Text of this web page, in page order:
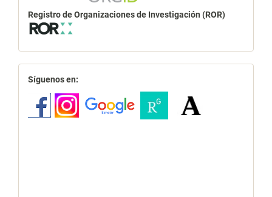
Registro de Organizaciones de Investigación (ROR)
redes
Síguenos en: